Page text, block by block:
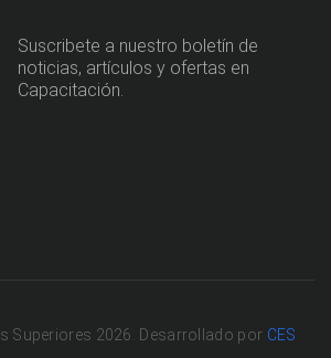
Suscribete a nuestro boletín de
noticias, artículos y ofertas en
Capacitación.
Superiores 2026. Desarrollado por CES